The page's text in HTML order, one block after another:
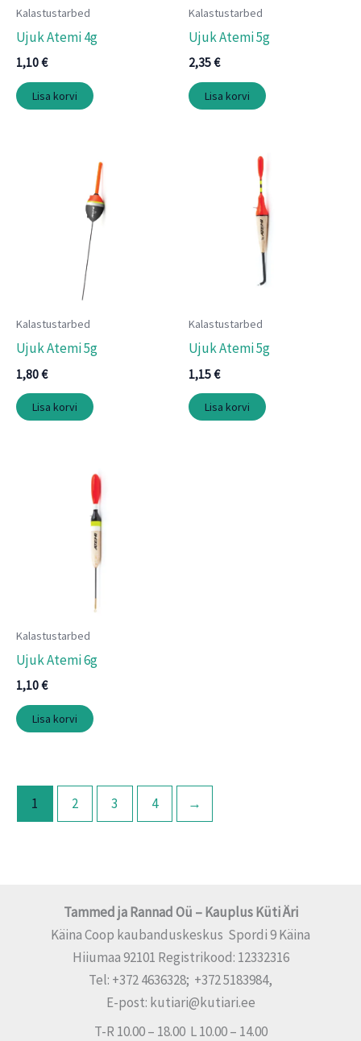
Kalastustarbed
Ujuk Atemi 4g
1,10€
Lisa korvi
Kalastustarbed
Ujuk Atemi 5g
2,35€
Lisa korvi
Kalastustarbed
Ujuk Atemi 5g
1,80€
Lisa korvi
Kalastustarbed
Ujuk Atemi 5g
1,15€
Lisa korvi
Kalastustarbed
Ujuk Atemi 6g
1,10€
Lisa korvi
1 2 3 4 →
Tammed ja Rannad Oü – Kauplus Küti Äri
Käina Coop kaubanduskeskus Spordi 9 Käina
Hiiumaa 92101 Registrikood: 12332316
Tel: +372 4636328; +372 5183984,
E-post: kutiari@kutiari.ee
T-R 10.00 – 18.00 L 10.00 – 14.00